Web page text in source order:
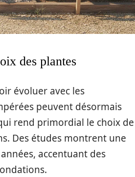
des plantes
évoluer avec les
peuvent désormais
rend primordial le choix de
Des études montrent une
accentuant des